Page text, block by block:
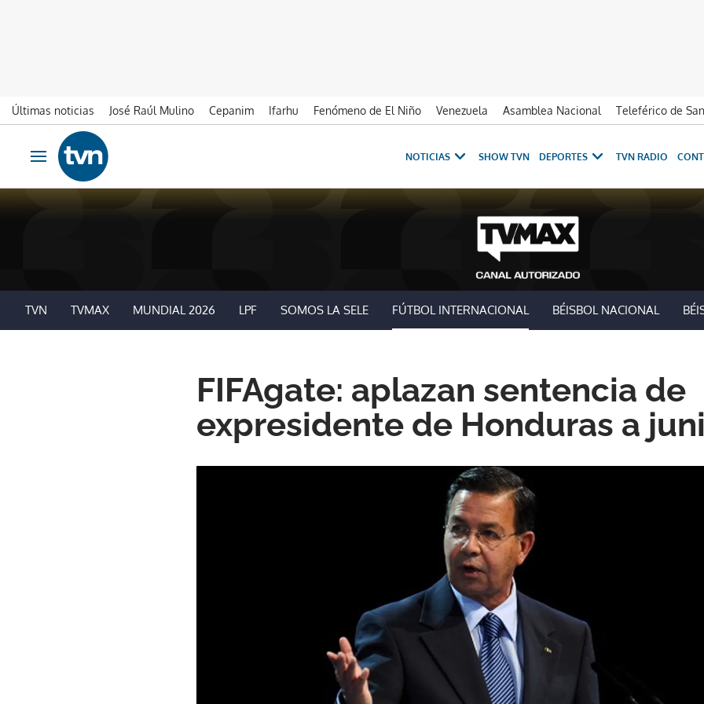
Últimas noticias José Raúl Mulino Cepanim Ifarhu Fenómeno de El Niño Venezuela Asamblea Nacional
Teleférico de
Ir al contenido
Obrir navegació
NOTICIAS SHOW TVN DEPORTES TVN RADIO
TVN TVMAX MUNDIAL 2026 LPF SOMOS LA SELE FÚTBOL INTERNACIONAL BÉISBOL NACIONAL
FIFAgate: aplazan sentencia de
expresidente de Honduras a